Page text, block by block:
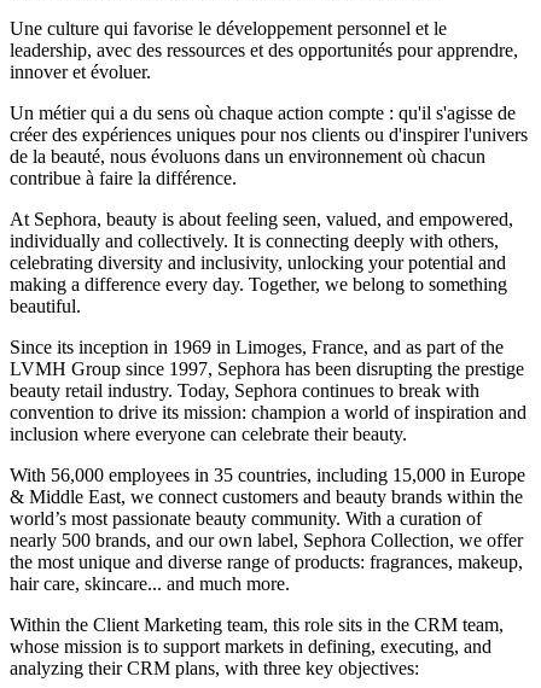
Une culture qui favorise le développement personnel et le
leadership, avec des ressources et des opportunités pour apprendre,
innover et évoluer.
Un métier qui a du sens où chaque action compte : qu'il s'agisse de
créer des expériences uniques pour nos clients ou d'inspirer l'univers
de la beauté, nous évoluons dans un environnement où chacun
contribue à faire la différence.
At Sephora, beauty is about feeling seen, valued, and empowered,
individually and collectively. It is connecting deeply with others,
celebrating diversity and inclusivity, unlocking your potential and
making a difference every day. Together, we belong to something
beautiful.
Since its inception in 1969 in Limoges, France, and as part of the
LVMH Group since 1997, Sephora has been disrupting the prestige
beauty retail industry. Today, Sephora continues to break with
convention to drive its mission: champion a world of inspiration and
inclusion where everyone can celebrate their beauty.
With 56,000 employees in 35 countries, including 15,000 in Europe
& Middle East, we connect customers and beauty brands within the
world’s most passionate beauty community. With a curation of
nearly 500 brands, and our own label, Sephora Collection, we offer
the most unique and diverse range of products: fragrances, makeup,
hair care, skincare... and much more.
Within the Client Marketing team, this role sits in the CRM team,
whose mission is to support markets in defining, executing, and
analyzing their CRM plans, with three key objectives: